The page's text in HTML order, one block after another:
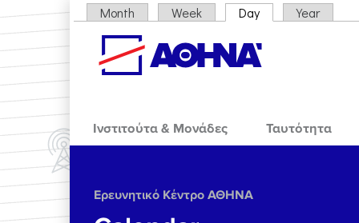
Skip to main content
Primary tabs
Month Week Day (active tab)
Year
Ινστιτούτα & Μονάδες Ταυτότητα
Ερευνητικό Κέντρο ΑΘΗΝΑ